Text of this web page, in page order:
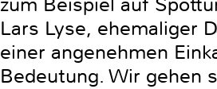
Lars Lyse, ehemaliger
einer angenehmen
Bedeutung. Wir gehen